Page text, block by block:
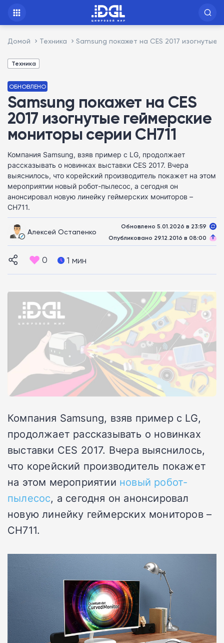
Домой Техника Samsung покажет на CES 2017 изогнутые
Техника
ОБНОВЛЕНО
Samsung покажет на CES
2017 изогнутые геймерские
мониторы серии CH711
Компания Samsung, взяв пример с LG, продолжает
рассказывать о новинках выставки CES 2017. Вчера
выяснилось, что корейский производитель покажет на этом
мероприятии новый робот-пылесос, а сегодня он
анонсировал новую линейку геймерских мониторов –
CH711.
Алексей Остапенко
Обновлено 5.01.2026 в 23:59
Опубликовано 29.12.2016 в 08:00
0 1 мин
Компания Samsung, взяв пример с LG,
продолжает рассказывать о новинках
выставки CES 2017. Вчера выяснилось,
что корейский производитель покажет
на этом мероприятии новый робот-
пылесос, а сегодня он анонсировал
новую линейку геймерских мониторов –
CH711.